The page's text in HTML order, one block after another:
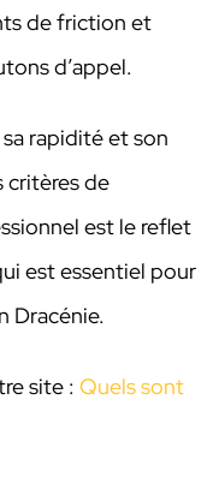
de friction et
d’appel.
rapidité et son
critères de
est le reflet
est essentiel pour
Dracénie.
site : Quels sont